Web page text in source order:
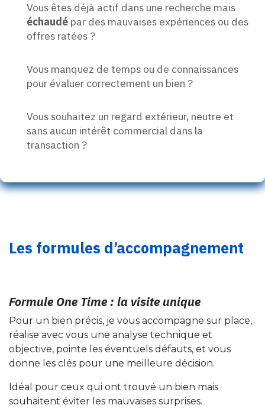
Vous êtes déjà actif dans une recherche mais
échaudé par des mauvaises expériences ou des
offres ratées ?
Vous manquez de temps ou de connaissances
pour évaluer correctement un bien ?
Vous souhaitez un regard extérieur, neutre et
sans aucun intérêt commercial dans la
transaction ?
Les formules d’accompagnement
Formule One Time : la visite unique
Pour un bien précis, je vous accompagne sur place,
réalise avec vous une analyse technique et
objective, pointe les éventuels défauts, et vous
donne les clés pour une meilleure décision.
Idéal pour ceux qui ont trouvé un bien mais
souhaitent éviter les mauvaises surprises.